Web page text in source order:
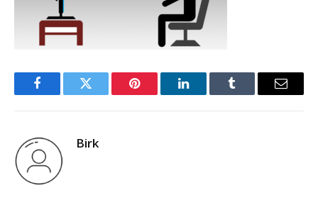
FacebookTwitter Pinterest LinkedInTumblr Email
Birk